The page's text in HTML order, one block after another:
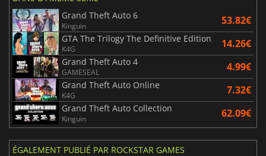
Grand Theft Auto 6
Kinguin 53.82€
GTA The Trilogy The Definitive Edition
K4G 14.26€
Grand Theft Auto 4
GAMESEAL 4.99€
Grand Theft Auto Online
K4G 7.32€
Grand Theft Auto Collection
Kinguin 62.09€
ÉGALEMENT PUBLIÉ PAR ROCKSTAR GAMES